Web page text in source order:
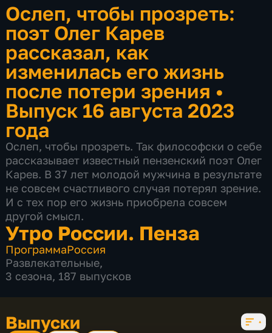
Ослеп, чтобы прозреть:
поэт Олег Карев
рассказал, как
изменилась его жизнь
после потери зрения •
Выпуск 16 августа 2023
года
Ослеп, чтобы прозреть. Так философски о себе
рассказывает известный пензенский поэт Олег
Карев. В 37 лет молодой мужчина в результате
не совсем счастливого случая потерял зрение.
И с тех пор его жизнь приобрела совсем
другой смысл.
Утро России. Пенза
ПрограммаРоссия
Развлекательные,
3 сезона, 187 выпусков
Выпуски